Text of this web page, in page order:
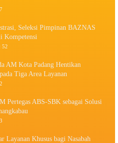
Seleksi Pimpinan BAZNAS
Kompetensi
52
AM Kota Padang Hentikan
Tiga Area Layanan
Pertegas ABS-SBK sebagai Solusi
Layanan Khusus bagi Nasabah